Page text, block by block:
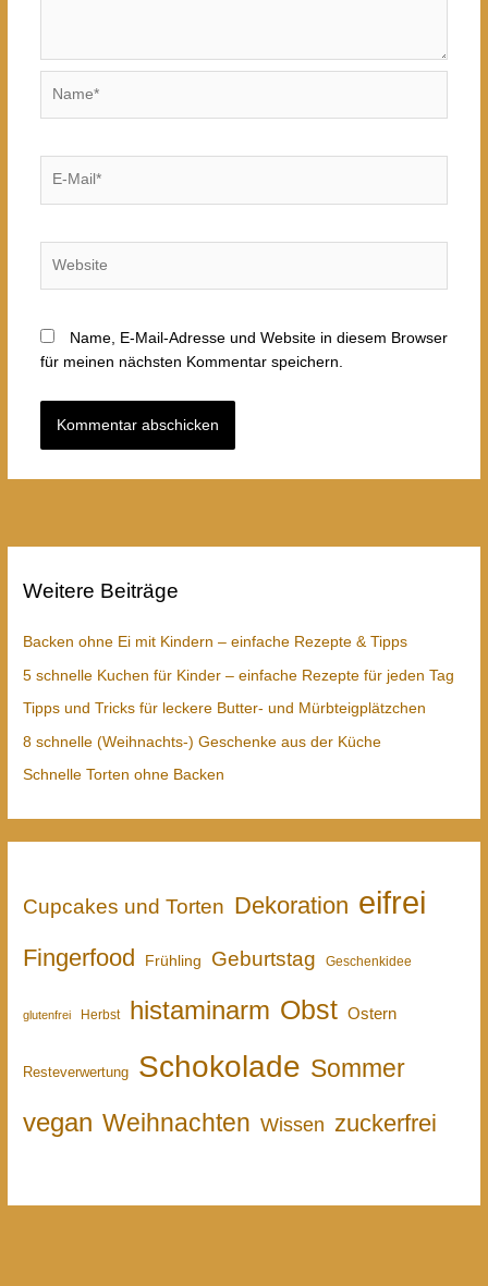
Name, E-Mail-Adresse und Website in diesem Browser
für meinen nächsten Kommentar speichern.
Weitere Beiträge
Backen ohne Ei mit Kindern – einfache Rezepte & Tipps
5 schnelle Kuchen für Kinder – einfache Rezepte für jeden Tag
Tipps und Tricks für leckere Butter- und Mürbteigplätzchen
8 schnelle (Weihnachts-) Geschenke aus der Küche
Schnelle Torten ohne Backen
Cupcakes und Torten Dekoration eifrei
Fingerfood Frühling Geburtstag Geschenkidee
glutenfrei Herbst histaminarm Obst Ostern
Resteverwertung Schokolade Sommer
vegan Weihnachten Wissen zuckerfrei